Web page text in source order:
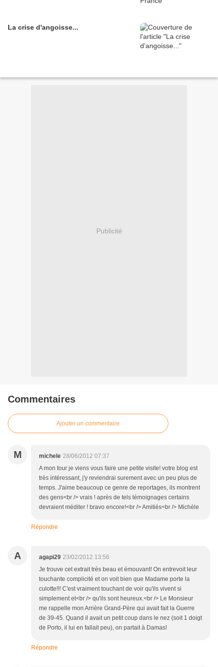
La crise d'angoisse...
Publicité
Commentaires
Ajouter un commentaire
M michele 28/06/2012 07:37
A mon tour je viens vous faire une petite visite! votre blog est
très intéressant, j'y reviendrai surement avec un peu plus de
temps. J'aime beaucoup ce genre de reportages, ils montrent
des gens<br /> vrais ! après de tels témoignages certains
devraient méditer ! bravo encore!<br /> Amitiés<br /> Michèle
Répondre
A agapi29 23/02/2012 13:56
Je trouve cet extrait très beau et émouvant! On entrevoit leur
touchante complicité et on voit bien que Madame porte la
culotte!!! C'est vraiment touchant de voir qu'ils vivent si
simplement et<br /> qu'ils sont heureux.<br /> Le Monsieur
me rappelle mon Arrière Grand-Père qui avait fait la Guerre
de 39-45. Quand il avait un petit coup dans le nez (soit 1 doigt
de Porto, il lui en fallait peu), on partait à Damas!
Répondre